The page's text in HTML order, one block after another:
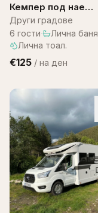
Кемпер под наем
– Citroen
Campervan
Други градове
6 гости· Лична баня
Лична тоал.
€125 / на ден